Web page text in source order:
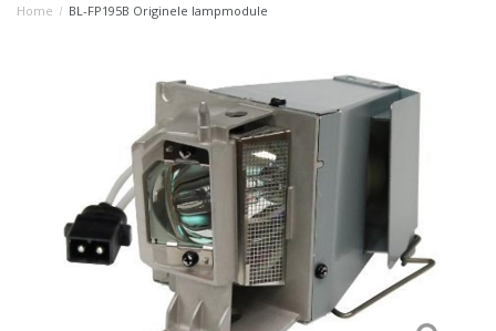
Home / BL-FP195B Originele lampmodule